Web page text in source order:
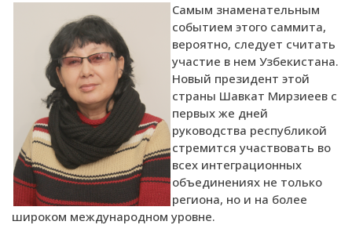
Самым знаменательным
событием этого саммита,
вероятно, следует считать
участие в нем Узбекистана.
Новый президент этой
страны Шавкат Мирзиеев с
первых же дней
руководства республикой
стремится участвовать во
всех интеграционных
объединениях не только
региона, но и на более
широком международном уровне.